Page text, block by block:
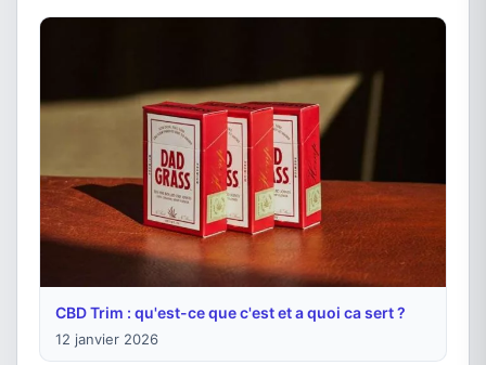
CBD Trim : qu'est-ce que c'est et a quoi ca sert ?
12 janvier 2026